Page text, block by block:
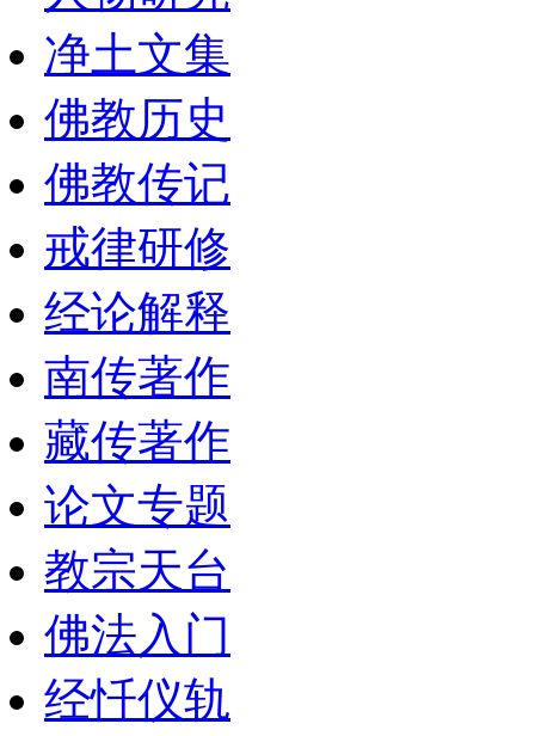
净土文集
佛教历史
佛教传记
戒律研修
经论解释
南传著作
藏传著作
论文专题
教宗天台
佛法入门
经忏仪轨